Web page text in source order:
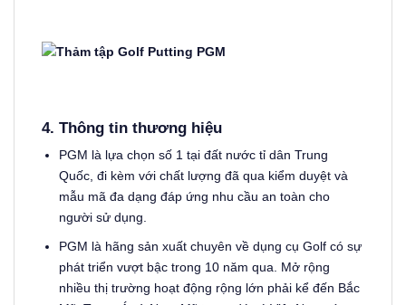
4. Thông tin thương hiệu
PGM là lựa chọn số 1 tại đất nước tỉ dân Trung
Quốc, đi kèm với chất lượng đã qua kiểm duyệt và
mẫu mã đa dạng đáp ứng nhu cầu an toàn cho
người sử dụng.
PGM là hãng sản xuất chuyên về dụng cụ Golf có sự
phát triển vượt bậc trong 10 năm qua. Mở rộng
nhiều thị trường hoạt động rộng lớn phải kể đến Bắc